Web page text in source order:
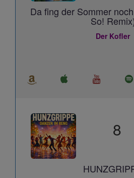
Da fing der Sommer
So!
Der Kofler
8